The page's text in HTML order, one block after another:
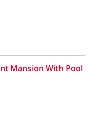
Mansion With Pool